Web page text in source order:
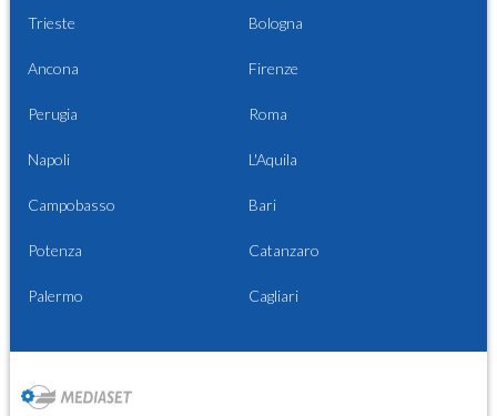
Trieste Bologna
Ancona Firenze
Perugia Roma
Napoli L'Aquila
Campobasso Bari
Potenza Catanzaro
Palermo Cagliari